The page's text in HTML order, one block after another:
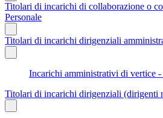
Titolari di incarichi di collaborazione o
Personale
Titolari di incarichi dirigenziali
Incarichi amministrativi di vertice
Titolari di incarichi dirigenziali (dirigenti